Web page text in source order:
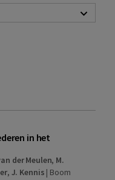
in het
der Meulen, M.
, J. Kennis | Boom